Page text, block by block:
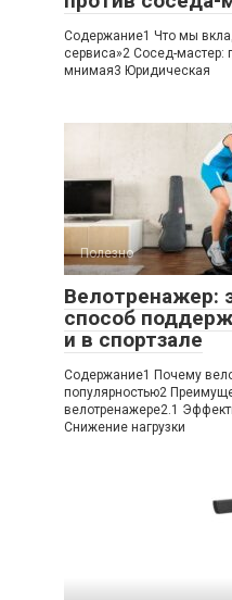
Содержание1 Что мы
сервиса»2 Сосед-
мнимая3 Юридическая
Полезно
Велотренажер:
способ
и в спортзале
Содержание1 Почему
популярностью2
велотренажере2.1
Снижение нагрузки